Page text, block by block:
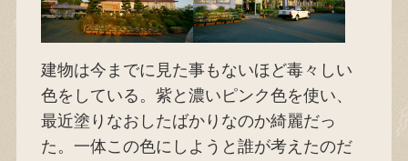
建物は今までに見た事もないほど毒々しい
色をしている。紫と濃いピンク色を使い、
最近塗りなおしたばかりなのか綺麗だっ
た。一体この色にしようと誰が考えたのだ